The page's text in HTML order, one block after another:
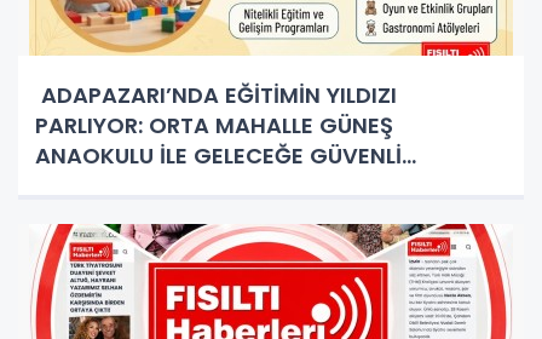
ADAPAZARI’NDA EĞİTİMİN YILDIZI
PARLIYOR: ORTA MAHALLE GÜNEŞ
ANAOKULU İLE GELECEĞE GÜVENLİ